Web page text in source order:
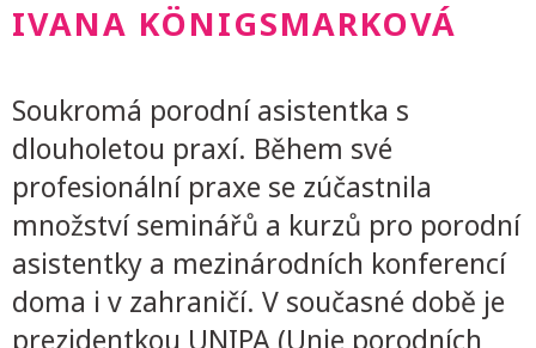
IVANA KÖNIGSMARKOVÁ
Soukromá porodní asistentka s
dlouholetou praxí. Během své
profesionální praxe se zúčastnila
množství seminářů a kurzů pro porodní
asistentky a mezinárodních konferencí
doma i v zahraničí. V současné době je
prezidentkou UNIPA (Unie porodních